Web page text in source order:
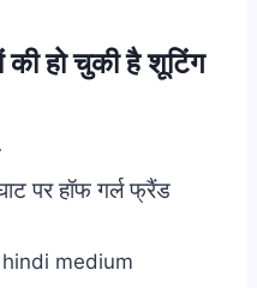
की हो चुकी है शूटिंग
पर हॉफ गर्ल फ्रैंड